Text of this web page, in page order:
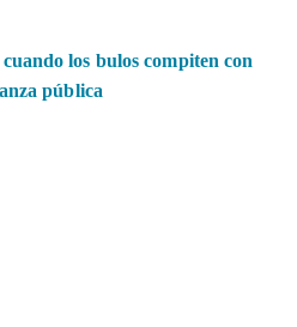
los bulos compiten con
pública